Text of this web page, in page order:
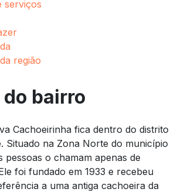
serviços
região
bairro
Cachoeirinha fica dentro do distrito
Situado na Zona Norte do município
pessoas o chamam apenas de
foi fundado em 1933 e recebeu
a uma antiga cachoeira da